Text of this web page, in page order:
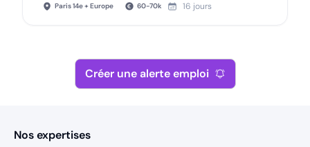
Paris 14e + Europe 60-70k 16 jours
Créer une alerte emploi
Nos expertises